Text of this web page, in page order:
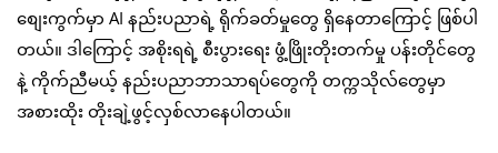
စျေးကွက်မှာ AI နည်းပညာရဲ့ ရိုက်ခတ်မှုတွေ ရှိနေတာကြောင့် ဖြစ်ပါ
တယ်။ ဒါကြောင့် အစိုးရရဲ့ စီးပွားရေး ဖွံ့ဖြိုးတိုးတက်မှု ပန်းတိုင်တွေ
နဲ့ ကိုက်ညီမယ့် နည်းပညာဘာသာရပ်တွေကို တက္ကသိုလ်တွေမှာ
အစားထိုး တိုးချဲ့ဖွင့်လှစ်လာနေပါတယ်။